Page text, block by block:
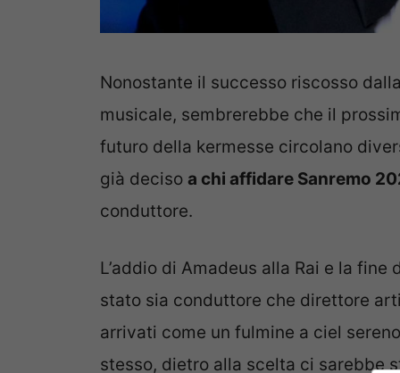
Nonostante il successo riscosso
musicale, sembrerebbe che il
futuro della kermesse circolano
già deciso a chi affidare Sanremo
conduttore.
L’addio di Amadeus alla Rai e la
stato sia conduttore che direttore
arrivati come un fulmine a ciel
stesso, dietro alla scelta ci sarebbe